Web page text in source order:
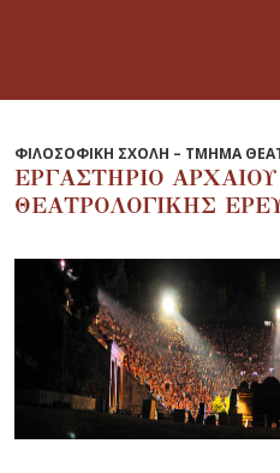
ΦΙΛΟΣΟΦΙΚΗ ΣΧΟΛΗ – ΤΜΗΜΑ
ΕΡΓΑΣΤΗΡΙΟ
ΘΕΑΤΡΟΛΟΓΙΚΗΣ